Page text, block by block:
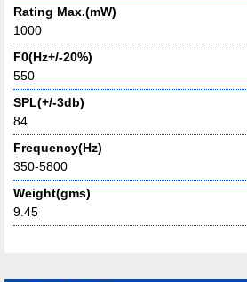
Rating Max.(mW)
1000
F0(Hz+/-20%)
550
SPL(+/-3db)
84
Frequency(Hz)
350-5800
Weight(gms)
9.45